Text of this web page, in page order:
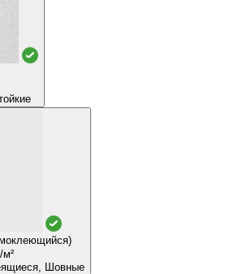
м²
Моющиеся, Самоклеящиеся, Шовные